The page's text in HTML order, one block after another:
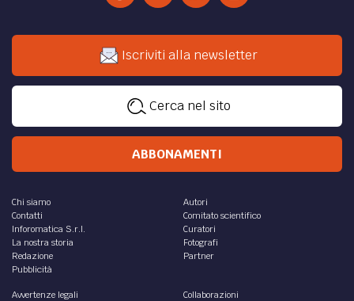
Iscriviti alla newsletter
Cerca nel sito
ABBONAMENTI
Chi siamo
Contatti
Inforomatica S.r.l.
La nostra storia
Redazione
Pubblicità
Autori
Comitato scientifico
Curatori
Fotografi
Partner
Avvertenze legali
Collaborazioni